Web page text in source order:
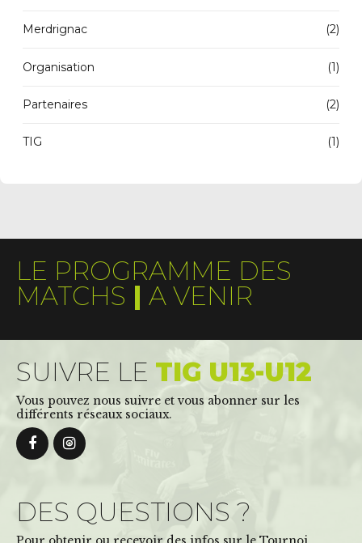
Merdrignac (2)
Organisation (1)
Partenaires (2)
TIG (1)
LE PROGRAMME DES
MATCHS | A VENIR
SUIVRE LE TIG U13-U12
Vous pouvez nous suivre et vous abonner sur les
différents réseaux sociaux.
DES QUESTIONS ?